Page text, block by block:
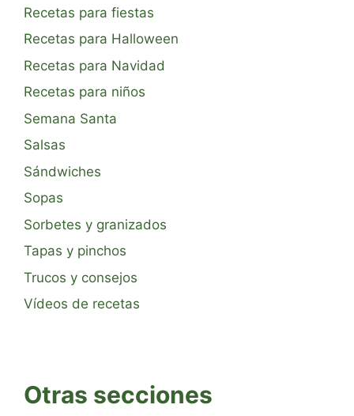
Recetas para fiestas
Recetas para Halloween
Recetas para Navidad
Recetas para niños
Semana Santa
Salsas
Sándwiches
Sopas
Sorbetes y granizados
Tapas y pinchos
Trucos y consejos
Vídeos de recetas
Otras secciones